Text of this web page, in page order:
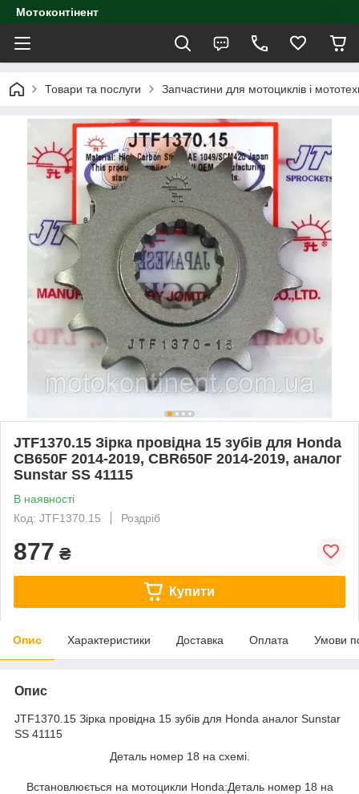
Мотоконтінент
Товари та послуги Запчастини для мотоциклів і
JTF1370.15 Зірка провідна 15 зубів для Honda
CB650F 2014-2019, CBR650F 2014-2019, аналог
Sunstar SS 41115
В наявності
Код: JTF1370.15
Роздріб
877 ₴
Купити
Опис Характеристики Доставка Оплата Умови
Опис
JTF1370.15 Зірка провідна 15 зубів для Honda аналог Sunstar
SS 41115
Деталь номер 18 на схемі.
Встановлюється на мотоцикли Honda:Деталь номер 18 на